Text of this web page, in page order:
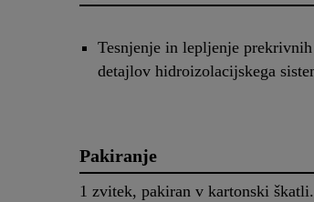
Tesnjenje in lepljenje
detajlov hidroizolacijskega
Pakiranje
1 zvitek, pakiran v kartonski škatli.